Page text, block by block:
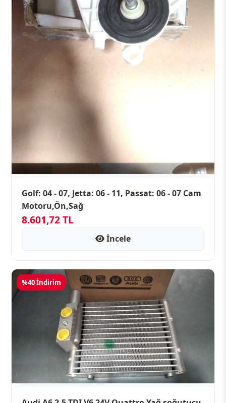
Golf: 04 - 07, Jetta: 06 - 11, Passat: 06 - 07 Cam
Motoru,Ön,Sağ
8.601,72 TL
İncele
%40 İndirim